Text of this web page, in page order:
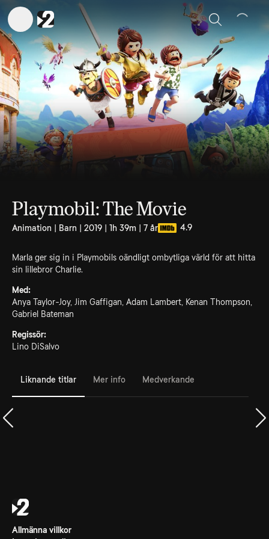
Sök
Playmobil: The Movie
Animation | Barn | 2019 | 1h 39m | 7 år 4.9
Marla ger sig in i Playmobils oändligt ombytliga värld för att hitta
sin lillebror Charlie.
Med:
Anya Taylor-Joy, Jim Gaffigan, Adam Lambert, Kenan Thompson,
Gabriel Bateman
Regissör:
Lino DiSalvo
Liknande titlar Mer info Medverkande
Allmänna villkor